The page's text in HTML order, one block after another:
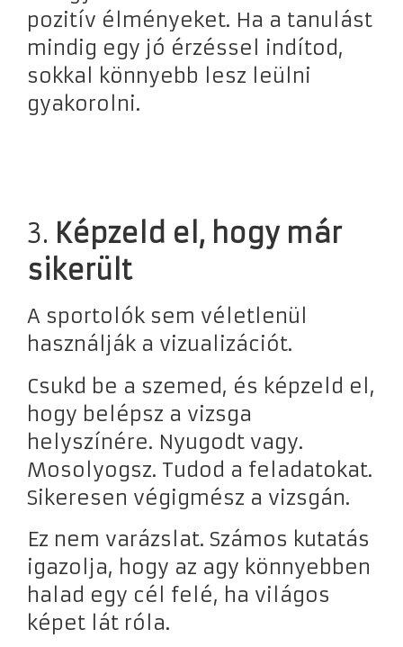
pozitív élményeket. Ha a tanulást
mindig egy jó érzéssel indítod,
sokkal könnyebb lesz leülni
gyakorolni.
3. Képzeld el, hogy már
sikerült
A sportolók sem véletlenül
használják a vizualizációt.
Csukd be a szemed, és képzeld el,
hogy belépsz a vizsga
helyszínére. Nyugodt vagy.
Mosolyogsz. Tudod a feladatokat.
Sikeresen végigmész a vizsgán.
Ez nem varázslat. Számos kutatás
igazolja, hogy az agy könnyebben
halad egy cél felé, ha világos
képet lát róla.